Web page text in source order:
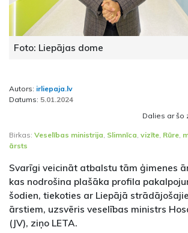
Foto: Liepājas dome
Autors: irliepaja.lv
Datums: 5.01.2024
Dalies ar šo
Birkas: Veselības ministrija, Slimnīca, vizīte, Rūre,
ārsts
Svarīgi veicināt atbalstu tām ģimenes
kas nodrošina plašāka profila
šodien, tiekoties ar Liepājā
ārstiem, uzsvēris veselības ministrs
(JV), ziņo LETA.